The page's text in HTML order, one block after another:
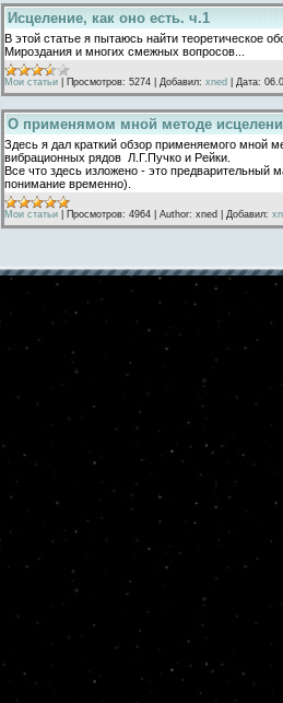
Исцеление, как оно есть. ч.1
В этой статье я пытаюсь найти теоретическое
Мироздания и многих смежных вопросов...
Мои статьи Просмотров: 5274 Добавил: xned Дата:
О применямом мной методе
Здесь я дал краткий обзор применяемого мной
вибрационных рядов Л.Г.Пучко и Рейки.
Все что здесь изложено - это предварительный
понимание временно).
Мои статьи Просмотров: 4964 Author: xned Добавил: